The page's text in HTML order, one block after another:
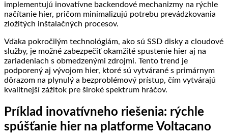
implementujú inovatívne backendové mechanizmy na rýchle
načítanie hier, pričom minimalizujú potrebu prevádzkovania
zložitých inštalačných procesov.
Vďaka pokročilým technológiám, ako sú SSD disky a cloudové
služby, je možné zabezpečiť okamžité spustenie hier aj na
zariadeniach s obmedzenými zdrojmi. Tento trend je
podporený aj vývojom hier, ktoré sú vytvárané s primárnym
dôrazom na plynulý a bezproblémový prístup, čím vytvárajú
kvalitnejší zážitok pre široké spektrum hráčov.
Príklad inovatívneho riešenia: rýchle
spúšťanie hier na platforme Voltacano